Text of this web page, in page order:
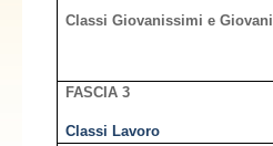
Classi Giovanissimi e Giovani
FASCIA 3
Classi Lavoro